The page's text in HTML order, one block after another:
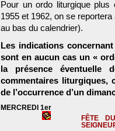
Pour un ordo liturgique plus
1955 et 1962, on se
au bas du calendrier).
Les indications
sont en aucun cas un «
la présence éventuelle
commentaires liturgiques,
de l’occurrence d’un
MERCREDI 1er
FÊTE